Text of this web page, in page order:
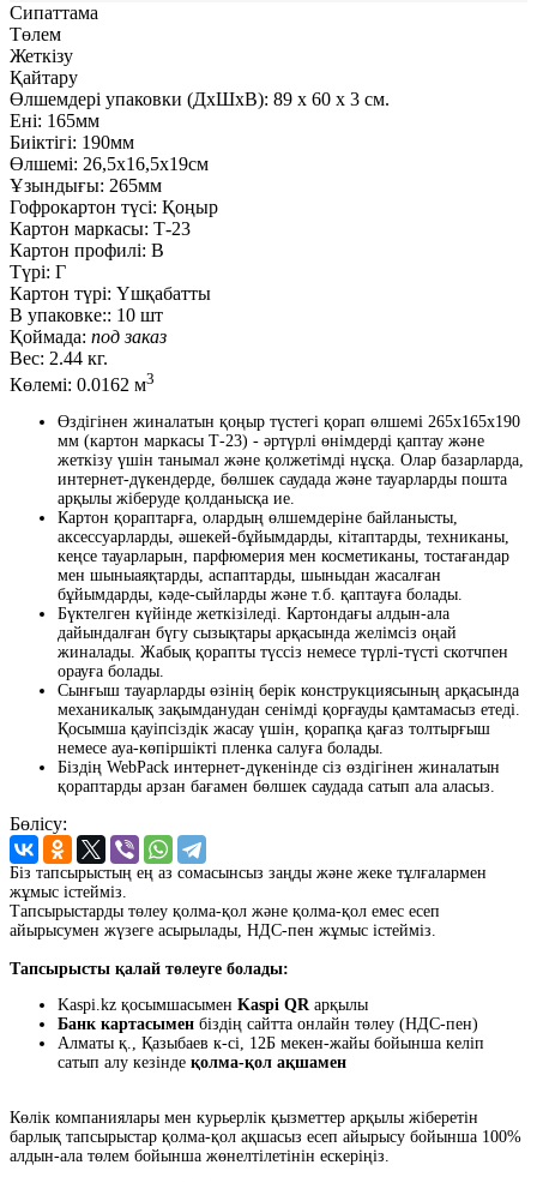
Сипаттама
Төлем
Жеткізу
Қайтару
Өлшемдері упаковки (ДxШxВ): 89 x 60 x 3 см.
Ені: 165мм
Биіктігі: 190мм
Өлшемі: 26,5х16,5х19см
Ұзындығы: 265мм
Гофрокартон түсі: Қоңыр
Картон маркасы: Т-23
Картон профилі: В
Түрі: Г
Картон түрі: Үшқабатты
В упаковке:: 10 шт
Қоймада: под заказ
Вес: 2.44 кг.
Көлемі: 0.0162 м3
Өздігінен жиналатын қоңыр түстегі қорап өлшемі 265x165x190
мм (картон маркасы Т-23) - әртүрлі өнімдерді қаптау және
жеткізу үшін танымал және қолжетімді нұсқа. Олар базарларда,
интернет-дүкендерде, бөлшек саудада және тауарларды пошта
арқылы жіберуде қолданысқа ие.
Картон қораптарға, олардың өлшемдеріне байланысты,
аксессуарларды, әшекей-бұйымдарды, кітаптарды, техниканы,
кеңсе тауарларын, парфюмерия мен косметиканы, тостағандар
мен шыныаяқтарды, аспаптарды, шыныдан жасалған
бұйымдарды, кәде-сыйларды және т.б. қаптауға болады.
Бүктелген күйінде жеткізіледі. Картондағы алдын-ала
дайындалған бүгу сызықтары арқасында желімсіз оңай
жиналады. Жабық қорапты түссіз немесе түрлі-түсті скотчпен
орауға болады.
Сынғыш тауарларды өзінің берік конструкциясының арқасында
механикалық зақымданудан сенімді қорғауды қамтамасыз етеді.
Қосымша қауіпсіздік жасау үшін, қорапқа қағаз толтырғыш
немесе ауа-көпіршікті пленка салуға болады.
Біздің WebPack интернет-дүкенінде сіз өздігінен жиналатын
қораптарды арзан бағамен бөлшек саудада сатып ала аласыз.
Бөлісу:
Біз тапсырыстың ең аз сомасынсыз заңды және жеке тұлғалармен
жұмыс істейміз.
Тапсырыстарды төлеу қолма-қол және қолма-қол емес есеп
айырысумен жүзеге асырылады, НДС-пен жұмыс істейміз.
Тапсырысты қалай төлеуге болады:
Kaspi.kz қосымшасымен Kaspi QR арқылы
Банк картасымен біздің сайтта онлайн төлеу (НДС-пен)
Алматы қ., Қазыбаев к-сі, 12Б мекен-жайы бойынша келіп
сатып алу кезінде қолма-қол ақшамен
Көлік компаниялары мен курьерлік қызметтер арқылы жіберетін
барлық тапсырыстар қолма-қол ақшасыз есеп айырысу бойынша 100%
алдын-ала төлем бойынша жөнелтілетінін ескеріңіз.